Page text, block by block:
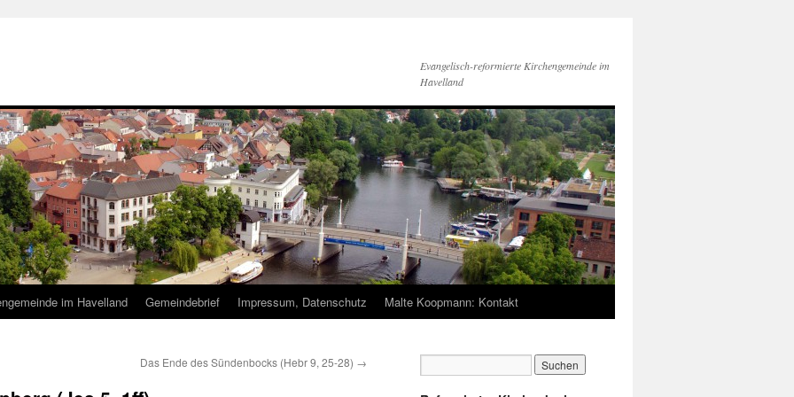
Evangelisch-reformierte Kirchengemeinde im
Havelland
im Havelland Gemeindebrief Impressum, Datenschutz Malte Koopmann: Kontakt
Das Ende des Sündenbocks (Hebr 9, 25-28) →